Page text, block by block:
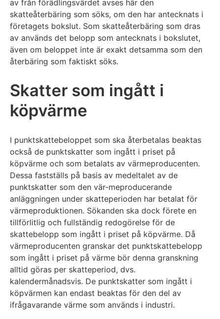
av från förädlingsvärdet avses här den
skatteåterbäring som söks, om den har antecknats i
företagets bokslut. Som skatteåterbäring som dras
av används det belopp som antecknats i bokslutet,
även om beloppet inte är exakt detsamma som den
återbäring som faktiskt söks.
Skatter som ingått i
köpvärme
I punktskattebeloppet som ska återbetalas beaktas
också de punktskatter som ingått i priset på
köpvärme och som betalats av värmeproducenten.
Dessa fastställs på basis av medeltalet av de
punktskatter som den vär-meproducerande
anläggningen under skatteperioden har betalat för
värmeproduktionen. Sökanden ska dock förete en
tillförlitlig och fullständig redogörelse för de
skattebelopp som ingått i priset på köpvärme. Då
värmeproducenten granskar det punktskattebelopp
som ingått i priset på värme bör denna granskning
alltid göras per skatteperiod, dvs.
kalendermånadsvis. De punktskatter som ingått i
köpvärmen kan endast beaktas för den del av
ifrågavarande värme som används i industri.